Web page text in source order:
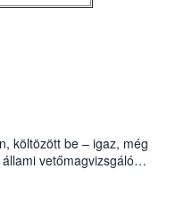
költözött be – igaz, még
vetőmagvizsgáló
Czigler Győző által